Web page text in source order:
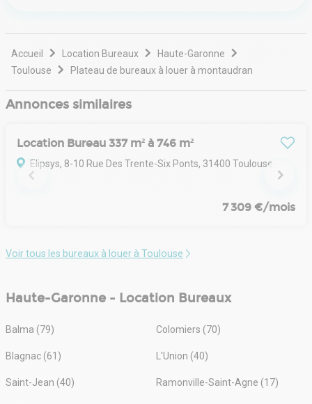
Accueil Location Bureaux
Haute-Garonne
Toulouse
Plateau de bureaux à louer à montaudran
Annonces similaires
Location Bureau 337 m² à 746 m²
Elipsys, 8-10 Rue Des Trente-Six Ponts, 31400 Toulouse
7 309 €/mois
Voir tous les bureaux à louer à Toulouse
Haute-Garonne - Location Bureaux
Balma (79) Colomiers (70)
Blagnac (61) L'Union (40)
Saint-Jean (40) Ramonville-Saint-Agne (17)